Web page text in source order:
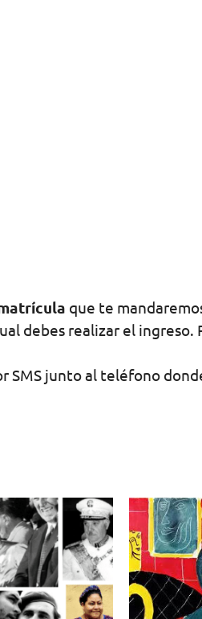
que te
debes realizar el ingreso.
SMS junto al teléfono